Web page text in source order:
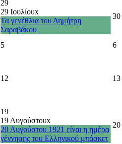
29
29 Ιουλίουx
Τα γενέθλια του Δημήτρη
Σαραβάκου
30
5 6
12 13
19
19 Αυγούστουx
20 Αυγούστου 1921 είναι η ημέρα
γέννησης του Ελληνικού μπάσκετ
20